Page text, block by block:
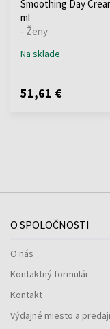
Smoothing Day
ml
- Ženy
Na sklade
51,61 €
O SPOLOČNOSTI
O nás
Kontaktný formulár
Kontakt
Výdajné miesto a